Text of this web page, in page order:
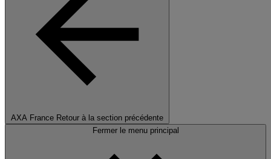
AXA France Retour à la section précédente
Fermer le menu principal